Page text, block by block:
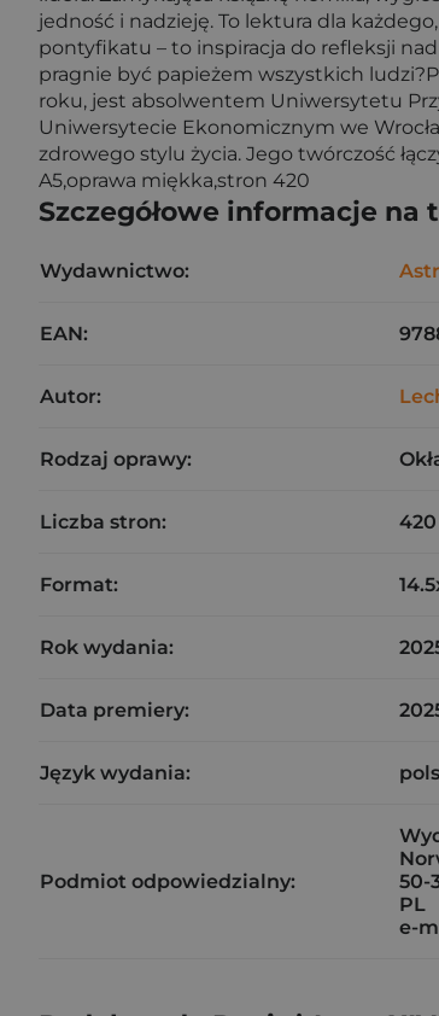
jedność i nadzieję. To lektura dla
pontyfikatu – to inspiracja do refleksji nad
pragnie być papieżem wszystkich
roku, jest absolwentem Uniwersytetu
Uniwersytecie Ekonomicznym we
zdrowego stylu życia. Jego twórczość
A5,oprawa miękka,stron 420
Szczegółowe informacje na
Wydawnictwo:
EAN:
Autor:
Rodzaj oprawy:
Liczba stron: 420
Format:
Rok wydania:
Data premiery:
Język wydania:
Podmiot odpowiedzialny:
50-
PL
e-